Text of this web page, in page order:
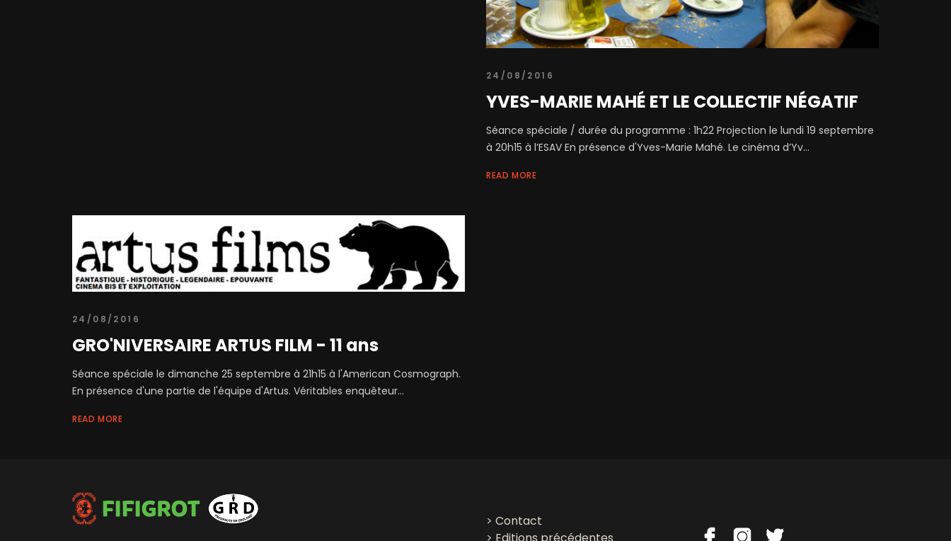
24/08/2016
YVES-MARIE MAHÉ ET LE COLLECTIF NÉGATIF
Séance spéciale / durée du programme : 1h22 Projection le lundi 19 septembre
à 20h15 à l’ESAV En présence d'Yves-Marie Mahé. Le cinéma d’Yv...
READ MORE
24/08/2016
GRO'NIVERSAIRE ARTUS FILM - 11 ans
Séance spéciale le dimanche 25 septembre à 21h15 à l'American Cosmograph.
En présence d'une partie de l'équipe d'Artus. Véritables enquêteur...
READ MORE
> Contact
> Editions précédentes